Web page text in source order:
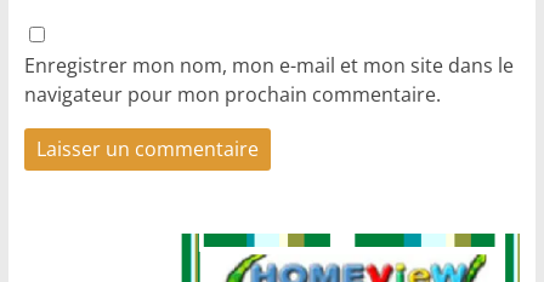
Enregistrer mon nom, mon e-mail et mon site dans le
navigateur pour mon prochain commentaire.